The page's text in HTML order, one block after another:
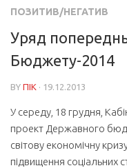
ПОЗИТИВ/НЕГАТИВ
Уряд
Бюджету-2014
BY ПІК · 19.12.2013
У середу, 18 грудня,
проект Державного
світову економічну
підвищення соціальних